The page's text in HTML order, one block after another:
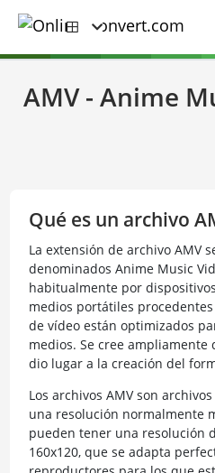
AMV - Anime
Qué es un archivo
La extensión de archivo AMV
denominados Anime Music
habitualmente por
medios portátiles
de vídeo están optimizados
medios. Se cree ampliamente
dio lugar a la creación del
Los archivos AMV son
una resolución normalmente
pueden tener una resolución
160x120, que se adapta